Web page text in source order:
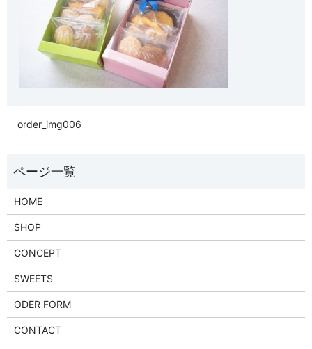
order_img006
HOME
SHOP
CONCEPT
SWEETS
ODER FORM
CONTACT